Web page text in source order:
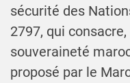
sécurité des
2797, qui
souveraineté
proposé par le